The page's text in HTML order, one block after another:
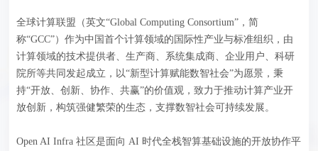
全球计算联盟（英文“Global Computing Consortium”，简
称“GCC”）作为中国首个计算领域的国际性产业与标准组织，由
计算领域的技术提供者、生产商、系统集成商、企业用户、科研
院所等共同发起成立，以“新型计算赋能数智社会”为愿景，秉
持“开放、创新、协作、共赢”的价值观，致力于推动计算产业开
放创新，构筑强健繁荣的生态，支撑数智社会可持续发展。
Open AI Infra 社区是面向 AI 时代全栈智算基础设施的开放协作平